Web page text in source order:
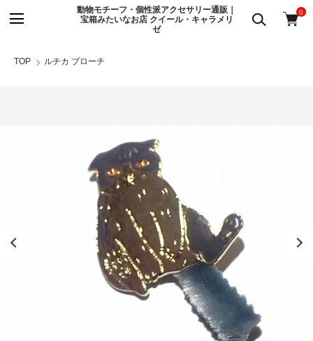
動物モチーフ・個性派アクセサリー通販｜
宝箱みたいなお店 クイール・キャラメリ
ゼ
0
TOP ルチカ ブローチ